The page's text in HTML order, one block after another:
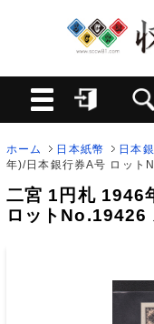
ホーム 日本紙幣 日本
年)/日本銀行券A号 ロッ
二宮 1円札 1946
ロットNo.19426